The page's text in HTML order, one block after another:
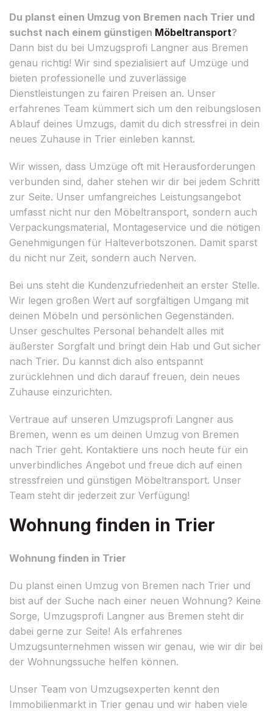
Du planst einen Umzug von Bremen nach Trier und
suchst nach einem günstigen Möbeltransport?
Dann bist du bei Umzugsprofi Langner aus Bremen
genau richtig! Wir sind spezialisiert auf Umzüge und
bieten professionelle und zuverlässige
Dienstleistungen zu fairen Preisen an. Unser
erfahrenes Team kümmert sich um den reibungslosen
Ablauf deines Umzugs, damit du dich stressfrei in dein
neues Zuhause in Trier einleben kannst.
Wir wissen, dass Umzüge oft mit Herausforderungen
verbunden sind, daher stehen wir dir bei jedem Schritt
zur Seite. Unser umfangreiches Leistungsangebot
umfasst nicht nur den Möbeltransport, sondern auch
Verpackungsmaterial, Montageservice und die nötigen
Genehmigungen für Halteverbotszonen. Damit sparst
du nicht nur Zeit, sondern auch Nerven.
Bei uns steht die Kundenzufriedenheit an erster Stelle.
Wir legen großen Wert auf sorgfältigen Umgang mit
deinen Möbeln und persönlichen Gegenständen.
Unser geschultes Personal behandelt alles mit
äußerster Sorgfalt und bringt dein Hab und Gut sicher
nach Trier. Du kannst dich also entspannt
zurücklehnen und dich darauf freuen, dein neues
Zuhause einzurichten.
Vertraue auf unseren Umzugsprofi Langner aus
Bremen, wenn es um deinen Umzug von Bremen
nach Trier geht. Kontaktiere uns noch heute für ein
unverbindliches Angebot und freue dich auf einen
stressfreien und günstigen Möbeltransport. Unser
Team steht dir jederzeit zur Verfügung!
Wohnung finden in Trier
Wohnung finden in Trier
Du planst einen Umzug von Bremen nach Trier und
bist auf der Suche nach einer neuen Wohnung? Keine
Sorge, Umzugsprofi Langner aus Bremen steht dir
dabei gerne zur Seite! Als erfahrenes
Umzugsunternehmen wissen wir genau, wie wir dir bei
der Wohnungssuche helfen können.
Unser Team von Umzugsexperten kennt den
Immobilienmarkt in Trier genau und wir haben viele